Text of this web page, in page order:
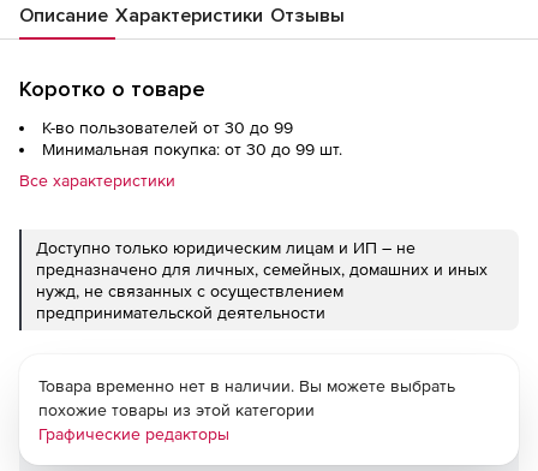
Описание Характеристики Отзывы
Коротко о товаре
К-во пользователей от 30 до 99
Минимальная покупка: от 30 до 99 шт.
Все характеристики
Доступно только юридическим лицам и ИП – не
предназначено для личных, семейных, домашних и иных
нужд, не связанных с осуществлением
предпринимательской деятельности
Товара временно нет в наличии. Вы можете выбрать
похожие товары из этой категории
Графические редакторы